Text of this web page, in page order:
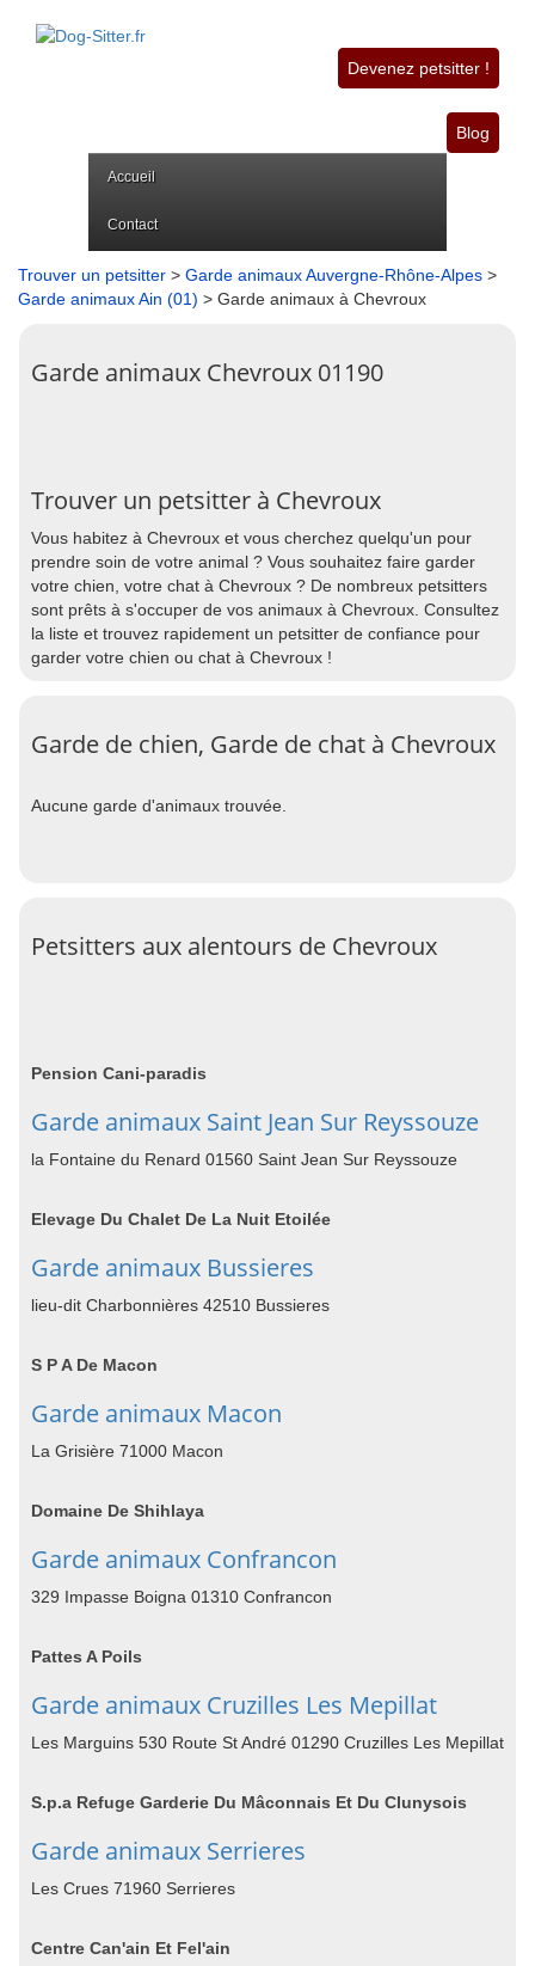
Devenez petsitter !
Blog
Accueil
Contact
Trouver un petsitter > Garde animaux Auvergne-Rhône-Alpes >
Garde animaux Ain (01) > Garde animaux à Chevroux
Garde animaux Chevroux 01190
Trouver un petsitter à Chevroux
Vous habitez à Chevroux et vous cherchez quelqu'un pour
prendre soin de votre animal ? Vous souhaitez faire garder
votre chien, votre chat à Chevroux ? De nombreux petsitters
sont prêts à s'occuper de vos animaux à Chevroux. Consultez
la liste et trouvez rapidement un petsitter de confiance pour
garder votre chien ou chat à Chevroux !
Garde de chien, Garde de chat à Chevroux
Aucune garde d'animaux trouvée.
Petsitters aux alentours de Chevroux
Pension Cani-paradis
Garde animaux Saint Jean Sur Reyssouze
la Fontaine du Renard 01560 Saint Jean Sur Reyssouze
Elevage Du Chalet De La Nuit Etoilée
Garde animaux Bussieres
lieu-dit Charbonnières 42510 Bussieres
S P A De Macon
Garde animaux Macon
La Grisière 71000 Macon
Domaine De Shihlaya
Garde animaux Confrancon
329 Impasse Boigna 01310 Confrancon
Pattes A Poils
Garde animaux Cruzilles Les Mepillat
Les Marguins 530 Route St André 01290 Cruzilles Les Mepillat
S.p.a Refuge Garderie Du Mâconnais Et Du Clunysois
Garde animaux Serrieres
Les Crues 71960 Serrieres
Centre Can'ain Et Fel'ain